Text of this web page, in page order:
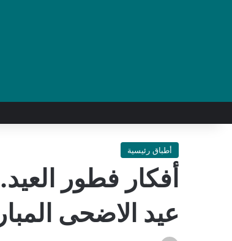
أطباق رئيسية
أفكار فطور
عيد الاضحى